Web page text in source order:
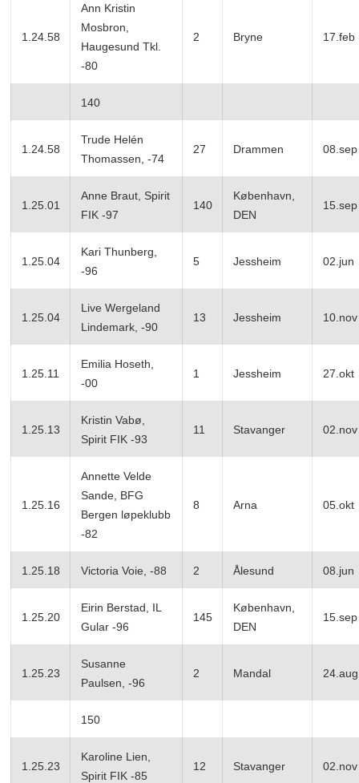
1.24.58
Ann Kristin
Mosbron,
Haugesund Tkl.
-80
2 Bryne 17.feb
140
1.24.58
Trude Helén
Thomassen, -74
27 Drammen 08.sep
1.25.01
Anne Braut, Spirit
FIK -97
140
København,
DEN
15.sep
1.25.04
Kari Thunberg,
-96
5 Jessheim 02.jun
1.25.04
Live Wergeland
Lindemark, -90
13 Jessheim 10.nov
1.25.11
Emilia Hoseth,
-00
1 Jessheim 27.okt
1.25.13
Kristin Vabø,
Spirit FIK -93
11 Stavanger 02.nov
1.25.16
Annette Velde
Sande, BFG
Bergen løpeklubb
-82
8 Arna 05.okt
1.25.18 Victoria Voie, -88 2 Ålesund 08.jun
1.25.20
Eirin Berstad, IL
Gular -96
145
København,
DEN
15.sep
1.25.23
Susanne
Paulsen, -96
2 Mandal 24.aug
150
1.25.23
Karoline Lien,
Spirit FIK -85
12 Stavanger 02.nov